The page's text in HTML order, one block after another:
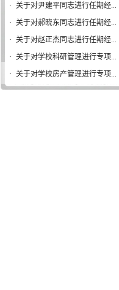
· 关于对尹建平同志进行任期经...
· 关于对郝晓东同志进行任期经...
· 关于对赵正杰同志进行任期经...
· 关于对学校科研管理进行专项...
· 关于对学校房产管理进行专项...